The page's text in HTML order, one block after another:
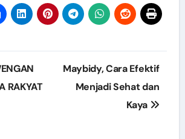
RAKYAT
Maybidy, Cara Efektif
Menjadi Sehat dan
Kaya